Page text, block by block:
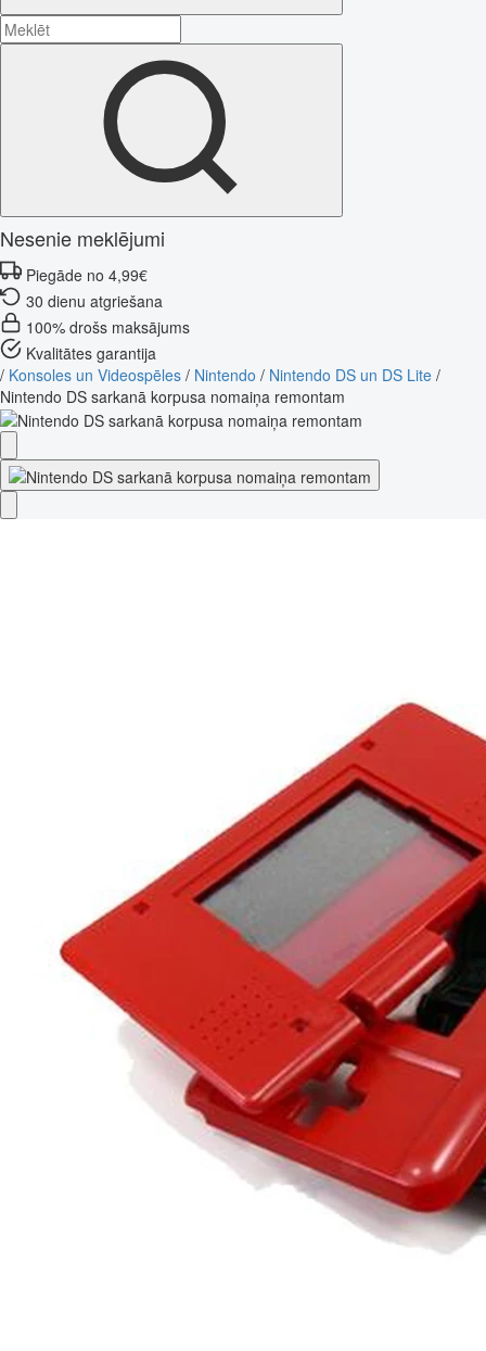
Nesenie meklējumi
Piegāde no 4,99€
30 dienu atgriešana
100% drošs maksājums
Kvalitātes garantija
/ Konsoles un Videospēles / Nintendo / Nintendo DS un DS Lite /
Nintendo DS sarkanā korpusa nomaiņa remontam